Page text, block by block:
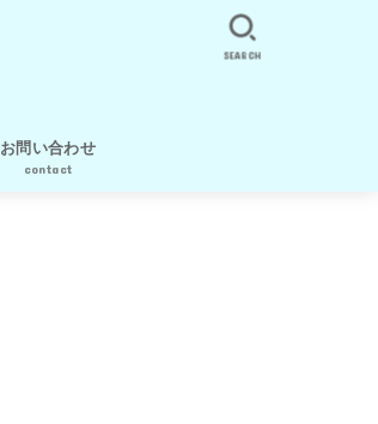
お問い合わせ
contact
SEARCH